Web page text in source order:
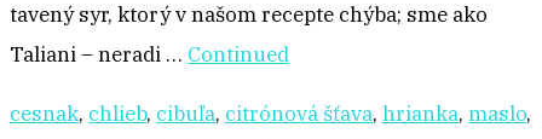
tavený syr, ktorý v našom recepte chýba; sme ako
Taliani – neradi … Continued
cesnak, chlieb, cibuľa, citrónová šťava, hrianka, maslo,